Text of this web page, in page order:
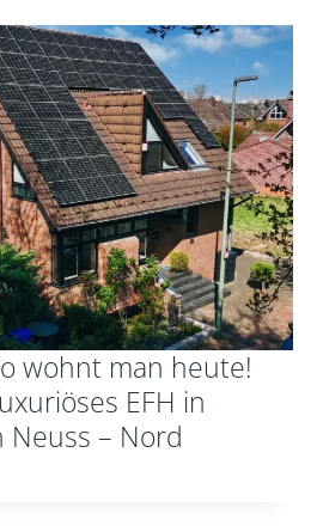
wohnt man heute!
EFH in
Neuss – Nord